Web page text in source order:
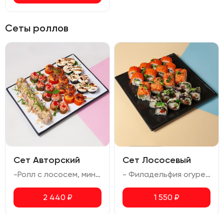
Сеты роллов
Сет Авторский
-Ролл с лососем, миндалем и ореховым соусом (сливочный сыр, авокадо, лосось, огурец, миндаль, ореховый соус) -Запеченный ролл Осака (креветка, сливочный сыр, авокадо, соус спайси, икра масаго, соус для запекания, соус унаги) -Запеченный ролл Мариока (креветка тигровая, лосось, сливочный сыр, соус унаги) -Темпура ролл с лососем (лосось, сливочный сыр, огурец, икра масаго, соус спайси, соус терияки)
2 440 ₽
Сет Лососевый
- Филадельфия огурец (лосось, сливочный сыр, огурец, икра масаго) - Тар-тар лосось (лосось, авокадо, сыр сливочный, омлет, соус спайси) - Ролл с лососем (сливочный сыр, лосось, огурец)
1 550 ₽